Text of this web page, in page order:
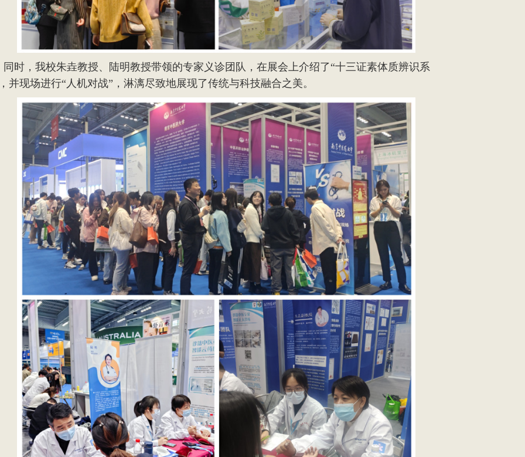
，我校朱垚教授、陆明教授带领的专家义诊团队，在展会上介绍了“十三证素体质辨识系
并现场进行“人机对战”，淋漓尽致地展现了传统与科技融合之美。